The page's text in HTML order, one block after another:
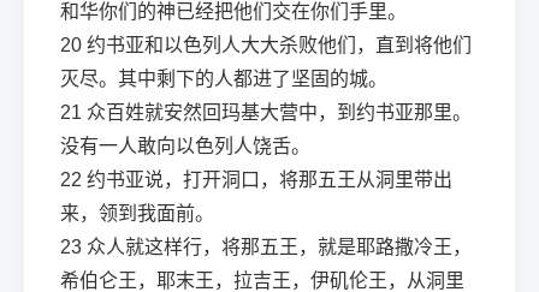
和华你们的神已经把他们交在你们手里。
20 约书亚和以色列人大大杀败他们，直到将他们
灭尽。其中剩下的人都进了坚固的城。
21 众百姓就安然回玛基大营中，到约书亚那里。
没有一人敢向以色列人饶舌。
22 约书亚说，打开洞口，将那五王从洞里带出
来，领到我面前。
23 众人就这样行，将那五王，就是耶路撒冷王，
希伯仑王，耶末王，拉吉王，伊矶伦王，从洞里